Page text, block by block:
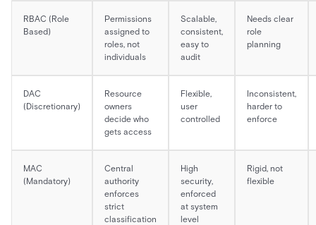
RBAC (Role
Based)
Permissions
assigned to
roles, not
individuals
Scalable,
consistent,
easy to
audit
Needs clear
role
planning
DAC
(Discretionary)
Resource
owners
decide who
gets access
Flexible,
user
controlled
Inconsistent,
harder to
enforce
MAC
(Mandatory)
Central
authority
enforces
strict
classification
High
security,
enforced
at system
level
Rigid, not
flexible